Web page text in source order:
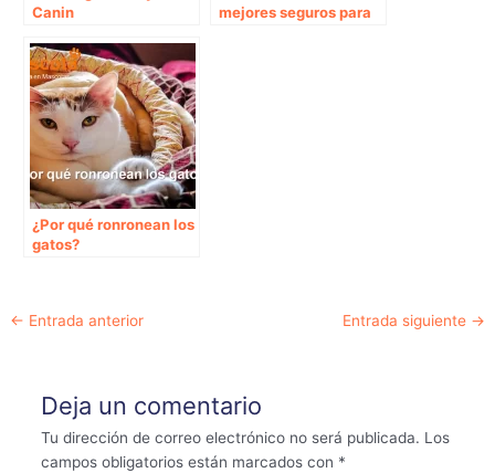
Canin
mejores seguros para
¿Por qué ronronean los
gatos?
Navegación
← Entrada anterior Entrada siguiente →
Deja un comentario
Tu dirección de correo electrónico no será publicada. Los
campos obligatorios están marcados con *